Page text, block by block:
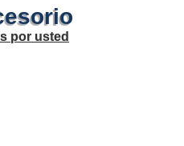
por usted